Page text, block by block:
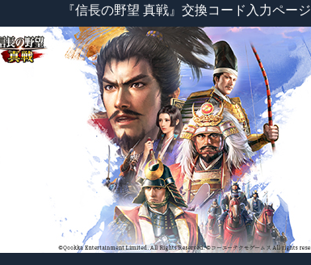
『信長の野望 真戦』交換コード入力ページ